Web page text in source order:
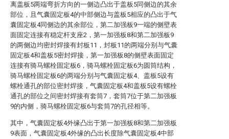
离盖板5两端弯折方向的一侧边凸出于盖板5同侧边的其余
部位，且气囊固定板4的中部侧边与盖板5相应的凸出于气
囊固定板4同侧边的其余部位，第二加强板9一端的侧壁表
面固定连接有稳定杆支座2，第一加强板8和第二加强板9
的两侧边均密封焊接有封板11，封板11的两端分别与气囊
固定板4和盖板5密封焊接，第一加强板8的侧壁表面固定
连接有骑马螺栓固定板6，骑马螺栓固定板6为圆筒结构，
骑马螺栓固定板6的两端分别与气囊固定板4、盖板5设有
螺栓通孔的部位密封焊接，气囊固定板4和盖板5设有螺栓
通孔的部位之间密封焊接有套筒7，套筒7位于第二加强板
9的内侧，骑马螺栓固定板6与套筒7的孔径相等。
其中，气囊固定板4外缘凸出于第一加强板8和第二加强板
9表面，气囊固定板4外缘的凸出长度除气囊固定板4中部